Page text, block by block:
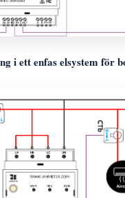
i ett enfas elsystem för